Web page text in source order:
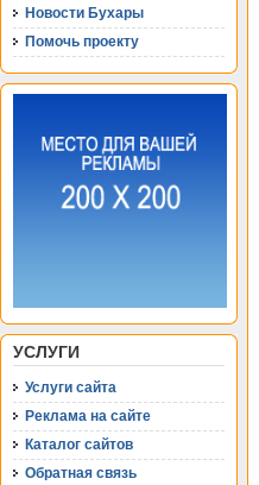
Новости Бухары
Помочь проекту
УСЛУГИ
Услуги сайта
Реклама на сайте
Каталог сайтов
Обратная связь